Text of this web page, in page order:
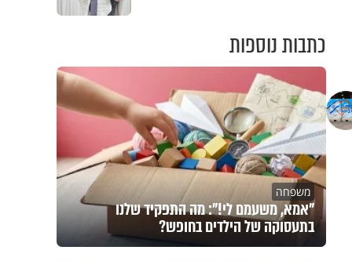
כתבות נוספות
משפחה
"אמא, משעמם לי!": מה התפקיד שלנו
בתעסוקה של הילדים בחופש?